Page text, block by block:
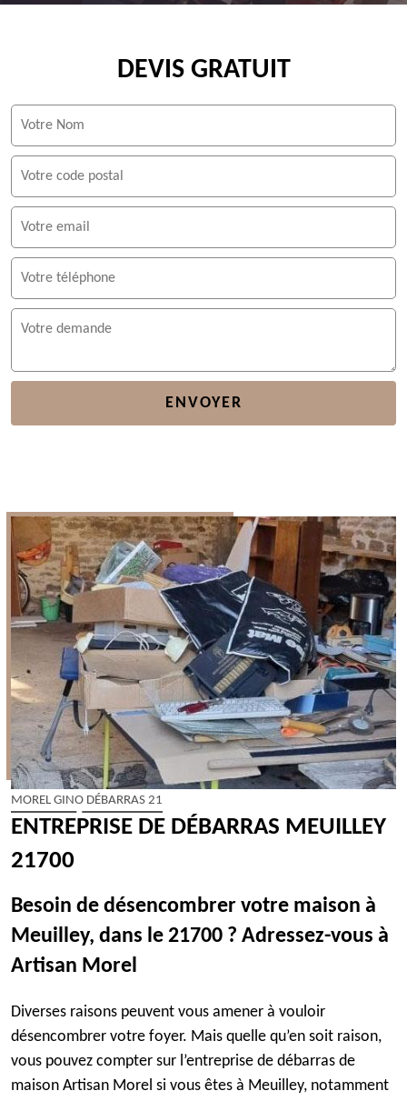
DEVIS GRATUIT
MOREL GINO DÉBARRAS 21
ENTREPRISE DE DÉBARRAS MEUILLEY
21700
Besoin de désencombrer votre maison à
Meuilley, dans le 21700 ? Adressez-vous à
Artisan Morel
Diverses raisons peuvent vous amener à vouloir
désencombrer votre foyer. Mais quelle qu’en soit raison,
vous pouvez compter sur l’entreprise de débarras de
maison Artisan Morel si vous êtes à Meuilley, notamment